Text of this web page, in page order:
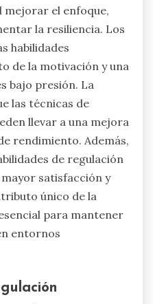
el enfoque,
la resiliencia. Los
habilidades
de la motivación y una
bajo presión. La
las técnicas de
llevar a una mejora
rendimiento. Además,
de regulación
satisfacción y
único de la
para mantener
entornos